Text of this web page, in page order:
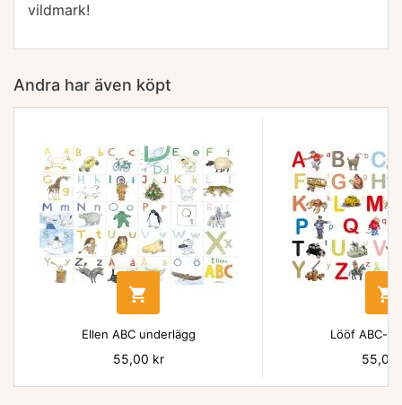
vildmark!
Andra har även köpt

Ellen ABC underlägg
Pris
55,00 kr

Lööf ABC-
Pris
55,00